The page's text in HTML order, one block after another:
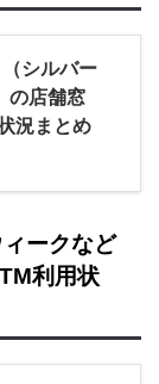
シルバー
の店舗窓
況まとめ
ークなど
利用状